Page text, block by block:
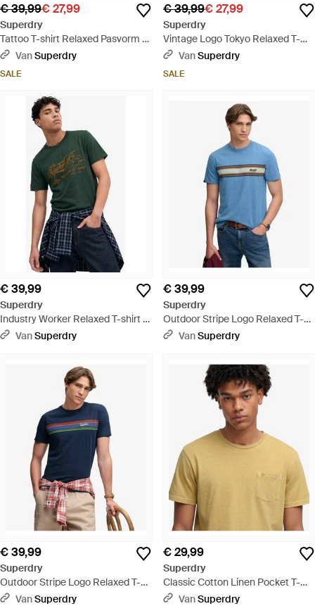
€ 39,99€ 27,99
Superdry
Tattoo T-shirt Relaxed Pasvorm -
Groen
VanSuperdry
SALE
€ 39,99€ 27,99
Superdry
Vintage Logo Tokyo Relaxed T-
shirt - Blauw
VanSuperdry
SALE
€ 39,99
Superdry
Industry Worker Relaxed T-shirt -
Groen
VanSuperdry
€ 39,99
Superdry
Outdoor Stripe Logo Relaxed T-
shirt - Blauw
VanSuperdry
€ 39,99
Superdry
Outdoor Stripe Logo Relaxed T-
shirt - Blauw
VanSuperdry
€ 29,99
Superdry
Classic Cotton Linen Pocket T-
shirt Relaxed Pasvorm - Geel
VanSuperdry